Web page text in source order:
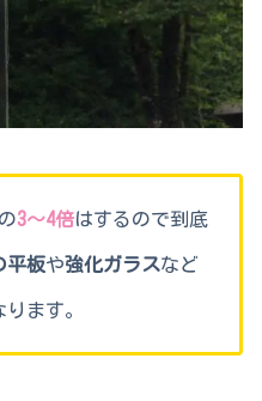
3～4倍はするので到底
平板や強化ガラスなど
ます。